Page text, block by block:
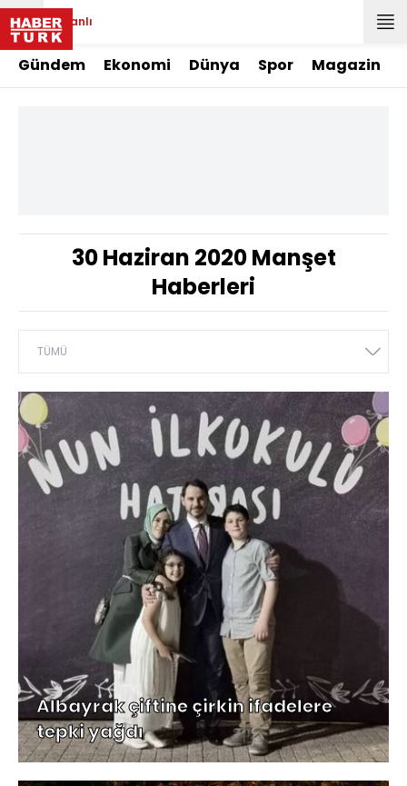
Canlı
Gündem Ekonomi Dünya Spor Magazin
30 Haziran 2020 Manşet
Haberleri
Albayrak çiftine çirkin ifadelere
tepki yağdı